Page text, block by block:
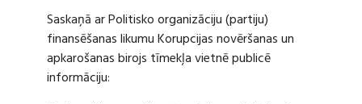
Saskaņā ar Politisko organizāciju (partiju)
finansēšanas likumu Korupcijas novēršanas un
apkarošanas birojs tīmekļa vietnē publicē
informāciju: